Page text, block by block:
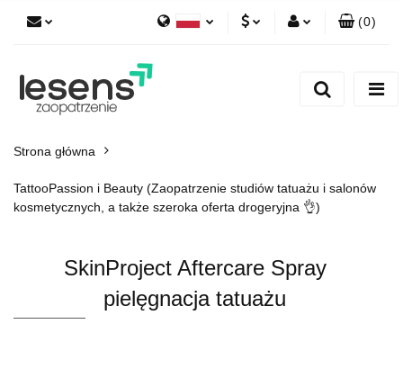
(0)
Strona główna
TattooPassion i Beauty (Zaopatrzenie studiów tatuażu i salonów
kosmetycznych, a także szeroka oferta drogeryjna 👌)
SkinProject Aftercare Spray
pielęgnacja tatuażu